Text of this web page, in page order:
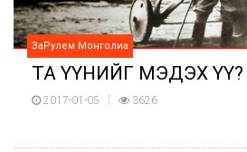
ЗаРулем Монголиа
ТА YYНИЙГ МЭДЭХ YY?
2017-01-05 3626